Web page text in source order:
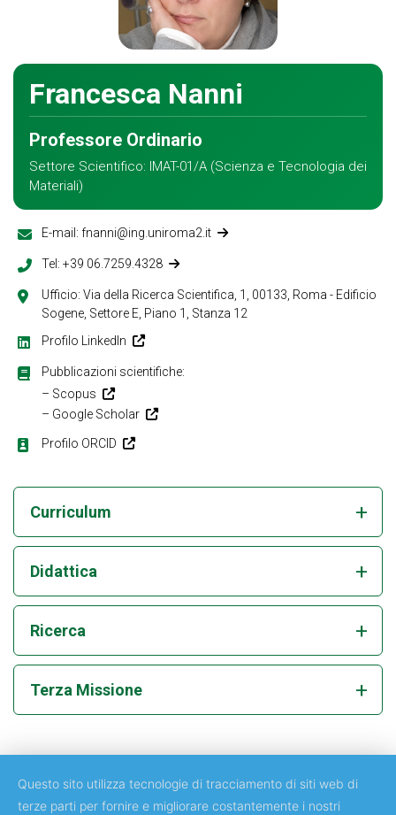
Francesca Nanni
Professore Ordinario
Settore Scientifico: IMAT-01/A (Scienza e Tecnologia dei
Materiali)
E-mail: fnanni@ing.uniroma2.it
Tel: +39 06.7259.4328
Ufficio: Via della Ricerca Scientifica, 1, 00133, Roma - Edificio
Sogene, Settore E, Piano 1, Stanza 12
Profilo LinkedIn
Pubblicazioni scientifiche:
Scopus
Google Scholar
Profilo ORCID
Curriculum
Didattica
Ricerca
Terza Missione
Questo sito utilizza tecnologie di tracciamento di siti web di
terze parti per fornire e migliorare costantemente i nostri